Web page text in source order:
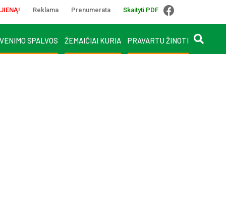
Reklama Prenumerata Skaityti PDF
SPALVOS ŽEMAIČIAI KURIA PRAVARTU ŽINOTI